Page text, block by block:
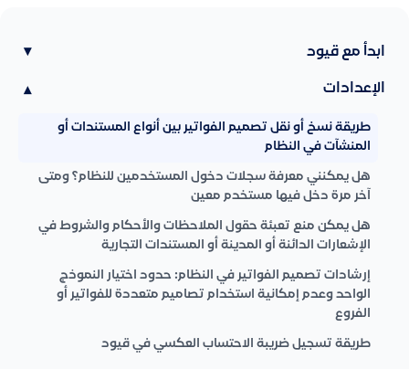
ابدأ مع قيود ▾
الإعدادات ▾
طريقة نسخ أو نقل تصميم الفواتير بين أنواع المستندات أو
المنشآت في النظام
هل يمكنني معرفة سجلات دخول المستخدمين للنظام؟ ومتى
آخر مرة دخل فيها مستخدم معين
هل يمكن منع تعبئة حقول الملاحظات والأحكام والشروط في
الإشعارات الدائنة أو المدينة أو المستندات التجارية
إرشادات تصميم الفواتير في النظام: حدود اختيار النموذج
الواحد وعدم إمكانية استخدام تصاميم متعددة للفواتير أو
الفروع
طريقة تسجيل ضريبة الاحتساب العكسي في قيود